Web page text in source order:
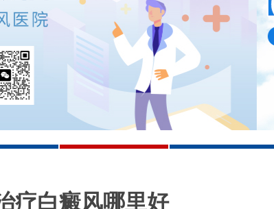
2 3 4
疗白癜风哪里好